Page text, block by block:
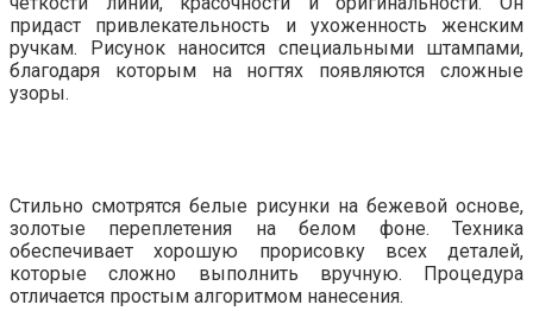
придаст привлекательность и ухоженность женским
ручкам. Рисунок наносится специальными штампами,
благодаря которым на ногтях появляются сложные
узоры.
Стильно смотрятся белые рисунки на бежевой основе,
золотые переплетения на белом фоне. Техника
обеспечивает хорошую прорисовку всех деталей,
которые сложно выполнить вручную. Процедура
отличается простым алгоритмом нанесения.